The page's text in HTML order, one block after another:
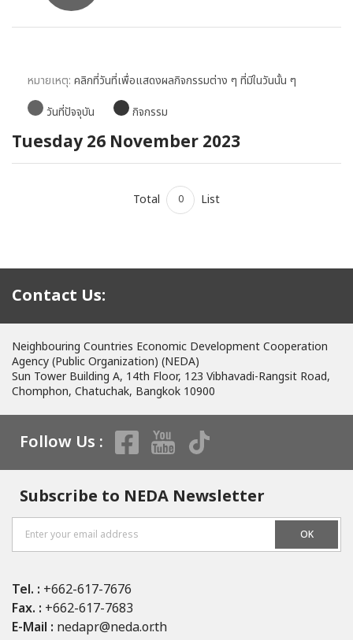
หมายเหตุ: คลิกที่วันที่เพื่อแสดงผลกิจกรรมต่าง ๆ ที่มีในวันนั้น ๆ
วันที่ปัจจุบัน
กิจกรรม
Tuesday 26 November 2023
Total 0 List
Contact Us:
Neighbouring Countries Economic Development Cooperation
Agency (Public Organization) (NEDA)
Sun Tower Building A, 14th Floor, 123 Vibhavadi-Rangsit Road,
Chomphon, Chatuchak, Bangkok 10900
Follow Us :
Subscribe to NEDA Newsletter
OK
Tel. : +662-617-7676
Fax. : +662-617-7683
E-Mail : nedapr@neda.or.th